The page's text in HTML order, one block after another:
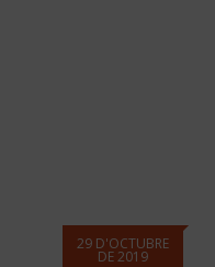
29 D'OCTUBRE
DE 2019